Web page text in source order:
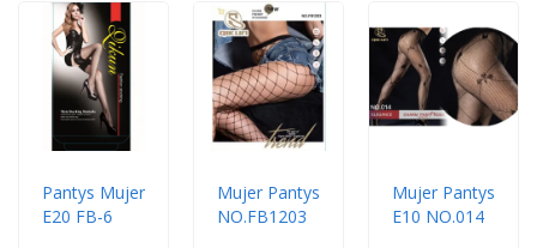
Pantys Mujer
E20 FB-6
Mujer Pantys
NO.FB1203
Mujer Pantys
E10 NO.014